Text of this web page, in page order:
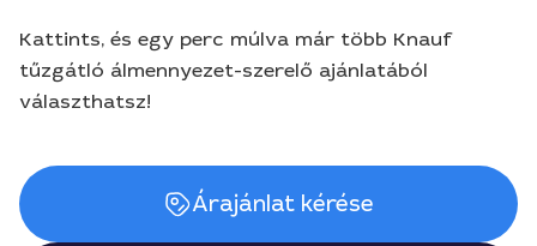
Kattints, és egy perc múlva már több Knauf
tűzgátló álmennyezet-szerelő ajánlatából
választhatsz!
Árajánlat kérése